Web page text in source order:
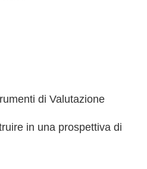
di Valutazione
in una prospettiva di